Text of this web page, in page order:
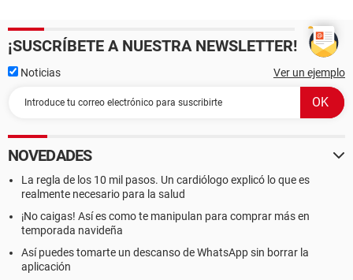
¡SUSCRÍBETE A NUESTRA NEWSLETTER!
Noticias Ver un ejemplo
NOVEDADES
La regla de los 10 mil pasos. Un cardiólogo explicó lo que es
realmente necesario para la salud
¡No caigas! Así es como te manipulan para comprar más en
temporada navideña
Así puedes tomarte un descanso de WhatsApp sin borrar la
aplicación